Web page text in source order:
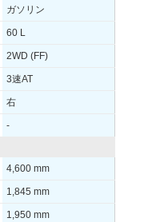
ガソリン
60 L
2WD (FF)
3速AT
右
-
4,600 mm
1,845 mm
1,950 mm